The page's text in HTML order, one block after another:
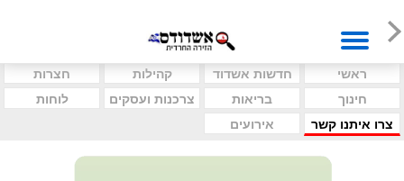
ראשי חדשות אשדוד קהילות
חצרות
חינוך
בריאות צרכנות ועסקים
לוחות
צרו איתנו קשר
אירועים